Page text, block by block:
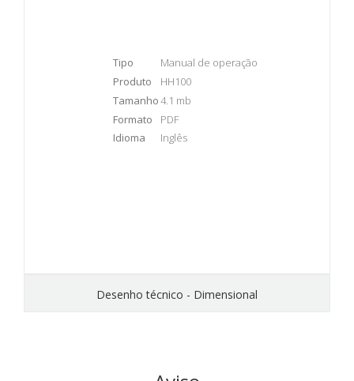
Tipo
Manual de operação
Produto
HH100
Tamanho4.1 mb
Formato
PDF
Idioma
Inglês
Desenho técnico - Dimensional